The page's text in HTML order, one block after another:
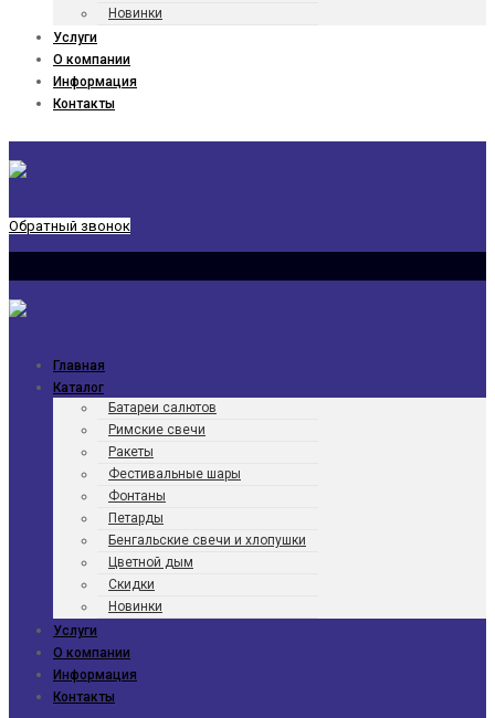
Новинки
Услуги
О компании
Информация
Контакты
Обратный звонок
Главная
Каталог
Батареи салютов
Римские свечи
Ракеты
Фести­валь­ные шары
Фонтаны
Петарды
Бенгаль­ские свечи и хлопушки
Цветной дым
Скидки
Новинки
Услуги
О компании
Информация
Контакты